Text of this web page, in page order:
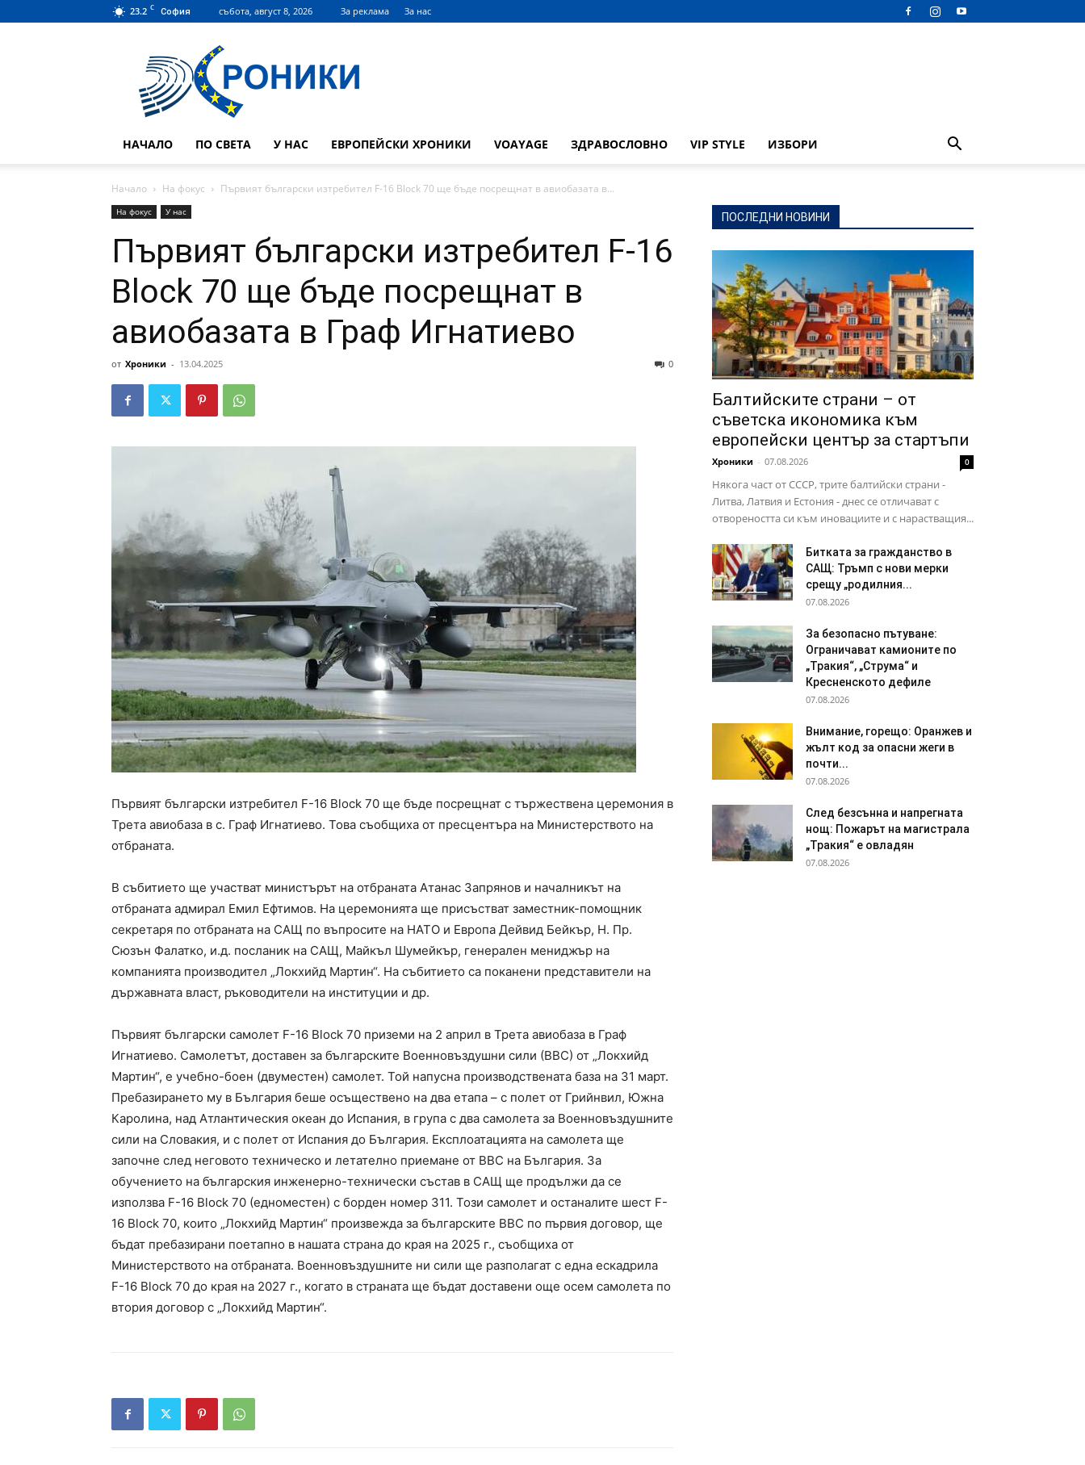
23.2 C София събота, август 8, 2026 За реклама За нас
НАЧАЛО ПО СВЕТА У НАС ЕВРОПЕЙСКИ ХРОНИКИ VOAYAGE ЗДРАВОСЛОВНО VIP STYLE ИЗБОРИ
Начало На фокус Първият български изтребител F-16 Block 70 ще бъде посрещнат в авиобазата в...
На фокус У нас
Първият български изтребител F-16
Block 70 ще бъде посрещнат в
авиобазата в Граф Игнатиево
от Хроники - 13.04.2025 0
Първият български изтребител F-16 Block 70 ще бъде посрещнат с тържествена церемония в
Трета авиобаза в с. Граф Игнатиево. Това съобщиха от пресцентъра на Министерството на
отбраната.
В събитието ще участват министърът на отбраната Атанас Запрянов и началникът на
отбраната адмирал Емил Ефтимов. На церемонията ще присъстват заместник-помощник
секретаря по отбраната на САЩ по въпросите на НАТО и Европа Дейвид Бейкър, Н. Пр.
Сюзън Фалатко, и.д. посланик на САЩ, Майкъл Шумейкър, генерален мениджър на
компанията производител „Локхийд Мартин“. На събитието са поканени представители на
държавната власт, ръководители на институции и др.
Първият български самолет F-16 Block 70 приземи на 2 април в Трета авиобаза в Граф
Игнатиево. Самолетът, доставен за българските Военновъздушни сили (ВВС) от „Локхийд
Мартин“, е учебно-боен (двуместен) самолет. Той напусна производствената база на 31 март.
Пребазирането му в България беше осъществено на два етапа – с полет от Грийнвил, Южна
Каролина, над Атлантическия океан до Испания, в група с два самолета за Военновъздушните
сили на Словакия, и с полет от Испания до България. Експлоатацията на самолета ще
започне след неговото техническо и летателно приемане от ВВС на България. За
обучението на българския инженерно-технически състав в САЩ ще продължи да се
използва F-16 Block 70 (едноместен) с борден номер 311. Този самолет и останалите шест F-
16 Block 70, които „Локхийд Мартин“ произвежда за българските ВВС по първия договор, ще
бъдат пребазирани поетапно в нашата страна до края на 2025 г., съобщиха от
Министерството на отбраната. Военновъздушните ни сили ще разполагат с една ескадрила
F-16 Block 70 до края на 2027 г., когато в страната ще бъдат доставени още осем самолета по
втория договор с „Локхийд Мартин“.
ПОСЛЕДНИ НОВИНИ
Балтийските страни – от
съветска икономика към
европейски център за стартъпи
Хроники - 07.08.2026 0
Някога част от СССР, трите балтийски страни -
Литва, Латвия и Естония - днес се отличават с
отвореността си към иновациите и с нарастващия...
Битката за гражданство в
САЩ: Тръмп с нови мерки
срещу „родилния...
07.08.2026
За безопасно пътуване:
Ограничават камионите по
„Тракия“, „Струма“ и
Кресненското дефиле
07.08.2026
Внимание, горещо: Оранжев и
жълт код за опасни жеги в
почти...
07.08.2026
След безсънна и напрегната
нощ: Пожарът на магистрала
„Тракия“ е овладян
07.08.2026